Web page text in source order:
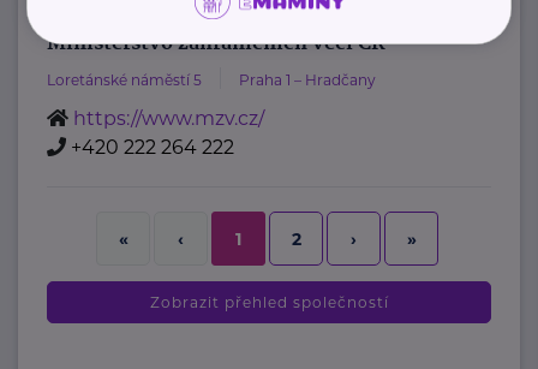
Ministerstvo zahraničních věcí ČR
Loretánské náměstí 5 Praha 1 – Hradčany
https://www.mzv.cz/
+420 222 264 222
« ‹ 1 2 › »
Zobrazit přehled společností